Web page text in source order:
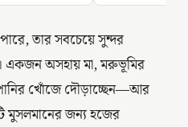
তার সবচেয়ে সুন্দর
একজন অসহায় মা, মরুভূমির
খোঁজে দৌড়াচ্ছেন—আর
মুসলমানের জন্য হজের